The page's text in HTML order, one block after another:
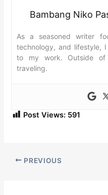
Bambang Niko
As a seasoned writer
technology, and lifestyle,
to my work. Outside
traveling.
Post Views: 591
PREVIOUS